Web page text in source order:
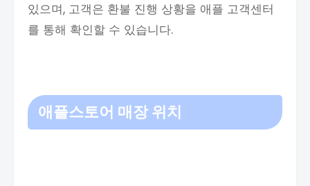
있으며, 고객은 환불 진행 상황을 애플 고객센터
를 통해 확인할 수 있습니다.
애플스토어 매장 위치